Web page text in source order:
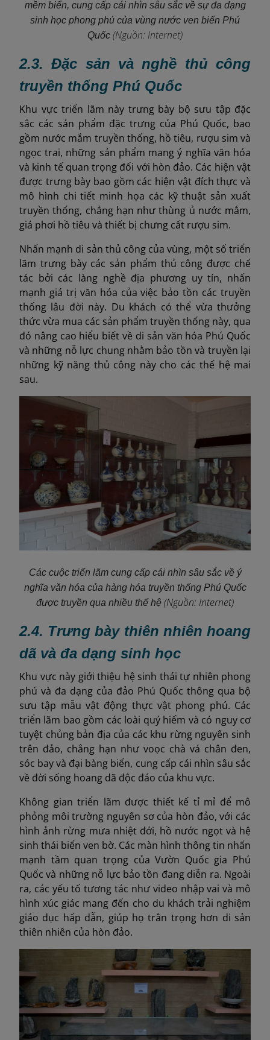
mềm biển, cung cấp cái nhìn sâu sắc về sự đa dạng
sinh học phong phú của vùng nước ven biển Phú
Quốc (Nguồn: Internet)
2.3. Đặc sản và nghề thủ công
truyền thống Phú Quốc
Khu vực triển lãm này trưng bày bộ sưu tập đặc
sắc các sản phẩm đặc trưng của Phú Quốc, bao
gồm nước mắm truyền thống, hồ tiêu, rượu sim và
ngọc trai, những sản phẩm mang ý nghĩa văn hóa
và kinh tế quan trọng đối với hòn đảo. Các hiện vật
được trưng bày bao gồm các hiện vật đích thực và
mô hình chi tiết minh họa các kỹ thuật sản xuất
truyền thống, chẳng hạn như thùng ủ nước mắm,
giá phơi hồ tiêu và thiết bị chưng cất rượu sim.
Nhấn mạnh di sản thủ công của vùng, một số triển
lãm trưng bày các sản phẩm thủ công được chế
tác bởi các làng nghề địa phương uy tín, nhấn
mạnh giá trị văn hóa của việc bảo tồn các truyền
thống lâu đời này. Du khách có thể vừa thưởng
thức vừa mua các sản phẩm truyền thống này, qua
đó nâng cao hiểu biết về di sản văn hóa Phú Quốc
và những nỗ lực chung nhằm bảo tồn và truyền lại
những kỹ năng thủ công này cho các thế hệ mai
sau.
Các cuộc triển lãm cung cấp cái nhìn sâu sắc về ý
nghĩa văn hóa của hàng hóa truyền thống Phú Quốc
được truyền qua nhiều thế hệ (Nguồn: Internet)
2.4. Trưng bày thiên nhiên hoang
dã và đa dạng sinh học
Khu vực này giới thiệu hệ sinh thái tự nhiên phong
phú và đa dạng của đảo Phú Quốc thông qua bộ
sưu tập mẫu vật động thực vật phong phú. Các
triển lãm bao gồm các loài quý hiếm và có nguy cơ
tuyệt chủng bản địa của các khu rừng nguyên sinh
trên đảo, chẳng hạn như voọc chà vá chân đen,
sóc bay và đại bàng biển, cung cấp cái nhìn sâu sắc
về đời sống hoang dã độc đáo của khu vực.
Không gian triển lãm được thiết kế tỉ mỉ để mô
phỏng môi trường nguyên sơ của hòn đảo, với các
hình ảnh rừng mưa nhiệt đới, hồ nước ngọt và hệ
sinh thái biển ven bờ. Các màn hình thông tin nhấn
mạnh tầm quan trọng của Vườn Quốc gia Phú
Quốc và những nỗ lực bảo tồn đang diễn ra. Ngoài
ra, các yếu tố tương tác như video nhập vai và mô
hình xúc giác mang đến cho du khách trải nghiệm
giáo dục hấp dẫn, giúp họ trân trọng hơn di sản
thiên nhiên của hòn đảo.